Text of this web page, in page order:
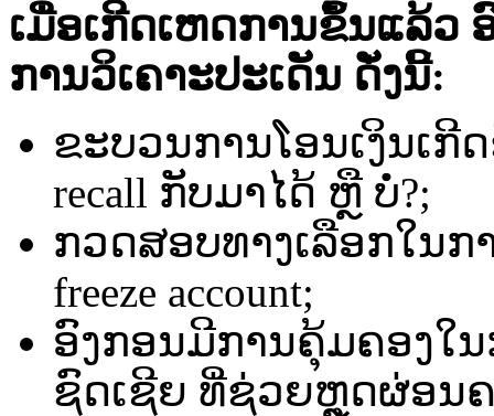
ເມື່ອ​ເກີດ​ເຫດການ​ຂຶ້ນ​ແລ້ວ​
ການ​ວິ​ເຄາະ​ປະ​ເດັນ ​ດັ່ງ​ນີ້​:
ຂະ​ບວນ​ການ​ໂອນ​ເງິນ​ເ
recall ກັບ​ມາ​ໄດ້​ ຫຼື ​ບໍ່​?;
ກວດ​ສອບ​ທາງ​ເລືອກ​ໃນ​
freeze account;
ອົງ​ກອນມີ​ການ​ຄຸ້ມ​ຄອງ​ໃ
ຊົດເຊີຍ​ ທີ່​ຊ່ວຍຫຼຸດຜ່ອນ​